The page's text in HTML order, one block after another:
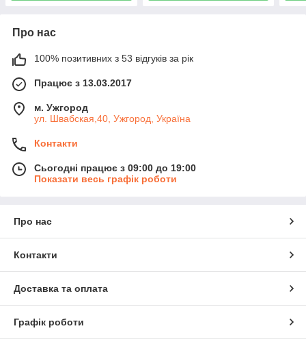
Про нас
100% позитивних з 53 відгуків за рік
Працює з 13.03.2017
м. Ужгород
ул. Швабская,40, Ужгород, Україна
Контакти
Сьогодні працює з 09:00 до 19:00
Показати весь графік роботи
Про нас
Контакти
Доставка та оплата
Графік роботи